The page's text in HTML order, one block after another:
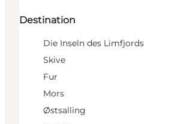
Destination
Die Inseln des Limfjords
Skive
Fur
Mors
Østsalling